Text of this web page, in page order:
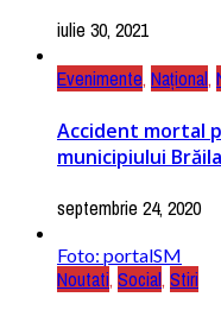
iulie 30, 2021
Evenimente, Național,
Accident mortal
municipiului Brăila
septembrie 24, 2020
Foto: portalSM
Noutati, Social, Stiri